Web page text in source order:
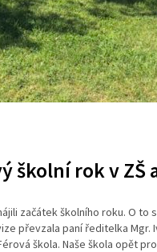
školní rok v ZŠ
začátek školního roku. O
převzala paní ředitelka Mgr.
škola. Naše škola opět